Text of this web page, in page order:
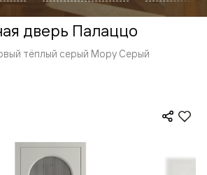
дверь Палаццо
тёплый серый Мору Серый